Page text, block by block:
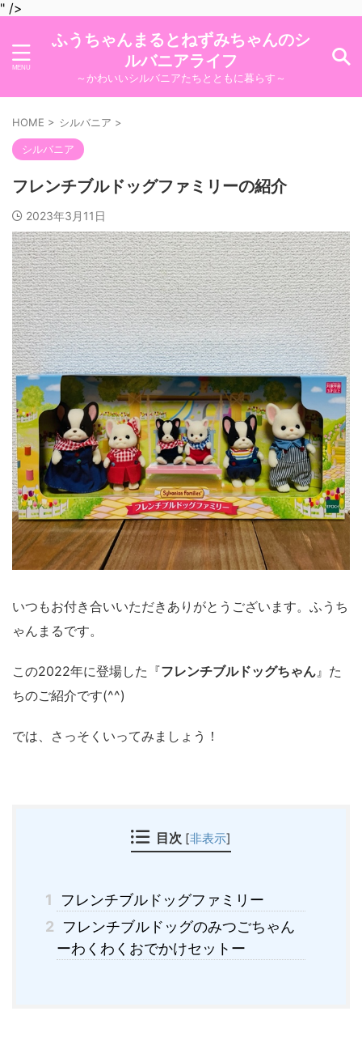
" />
ふうちゃんまるとねずみちゃんのシ
ルバニアライフ
～かわいいシルバニアたちとともに暮らす～
HOME > シルバニア >
シルバニア
フレンチブルドッグファミリーの紹介
2023年3月11日
いつもお付き合いいただきありがとうございます。ふうち
ゃんまるです。
この2022年に登場した『フレンチブルドッグちゃん』た
ちのご紹介です(^^)
では、さっそくいってみましょう！
目次 [非表示]
1
フレンチブルドッグファミリー
2
フレンチブルドッグのみつごちゃん
ーわくわくおでかけセットー